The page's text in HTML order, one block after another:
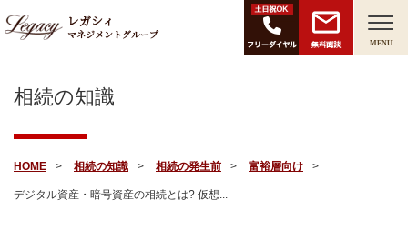
レガシィ
マネジメントグループ
無料面談 MENU
相続の知識
HOME 相続の知識 相続の発生前 富裕層向け
デジタル資産・暗号資産の相続とは? 仮想...